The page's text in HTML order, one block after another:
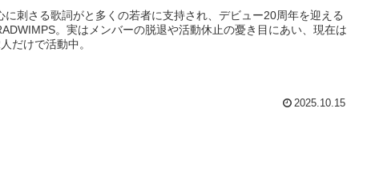
に刺さる歌詞がと多くの若者に支持され、デビュー20周年を迎える
。実はメンバーの脱退や活動休止の憂き目にあい、現在は
だけで活動中。
2025.10.15